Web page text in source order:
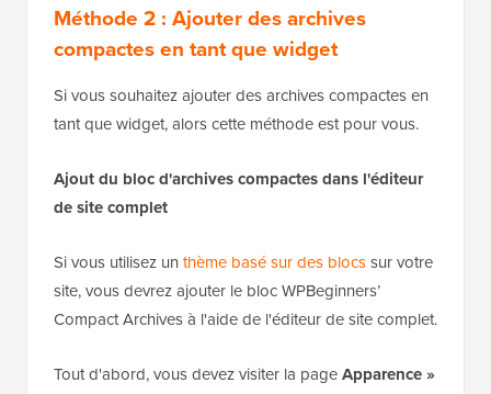
Méthode 2 : Ajouter des archives
compactes en tant que widget
Si vous souhaitez ajouter des archives compactes en
tant que widget, alors cette méthode est pour vous.
Ajout du bloc d'archives compactes dans l'éditeur
de site complet
Si vous utilisez un thème basé sur des blocssur votre
site, vous devrez ajouter le bloc WPBeginners’
Compact Archives à l'aide de l'éditeur de site complet.
Tout d'abord, vous devez visiter la pageApparence »